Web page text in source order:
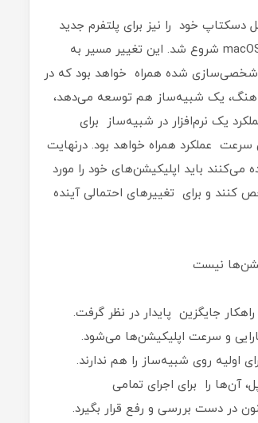
دسکتاپ خود را نیز برای پلتفرم جدید
بازطراحی کند. حرکتی که تاحدودی با عرضه‌ی سیستم‌عامل macOS Big Sur شروع شد. این تغییر مسیر به
و شخصی‌سازی شده همراه خواهد بود که در
یک شبیه‌ساز هم توسعه می‌دهد،
یک نرم‌‌افزار در شبیه‌ساز برای
عملکرد همراه خواهد بود. درنهایت
باید اپلیکیشن‌های خود را مورد
و برای تغییرهای احتمالی آینده
نیست
جایگزین پایدار در نظر گرفت.
و سرعت اپلیکیشن‌ها می‌شود.
اولیه روی شبیه‌ساز را هم ندارند.
آن‌ها را برای اجرای تمامی
در دست بررسی و رفع قرار بگیرد.